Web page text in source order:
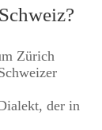
Zürich
der in